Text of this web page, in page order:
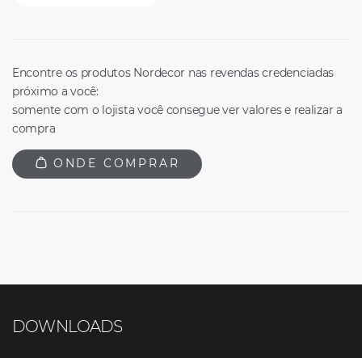
Encontre os produtos Nordecor nas revendas credenciadas
próximo a você:
somente com o lojista você consegue ver valores e realizar a
compra
ONDE COMPRAR
DOWNLOADS